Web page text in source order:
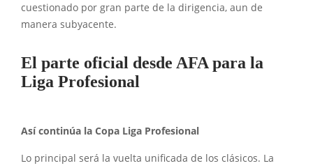
cuestionado por gran parte de la dirigencia, aun de
manera subyacente.
El parte oficial desde AFA para la
Liga Profesional
Así continúa la Copa Liga Profesional
Lo principal será la vuelta unificada de los clásicos. La